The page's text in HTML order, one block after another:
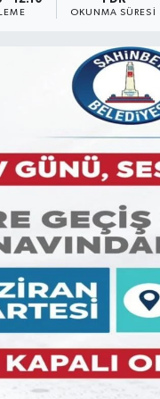
OKUNMA SÜRESI